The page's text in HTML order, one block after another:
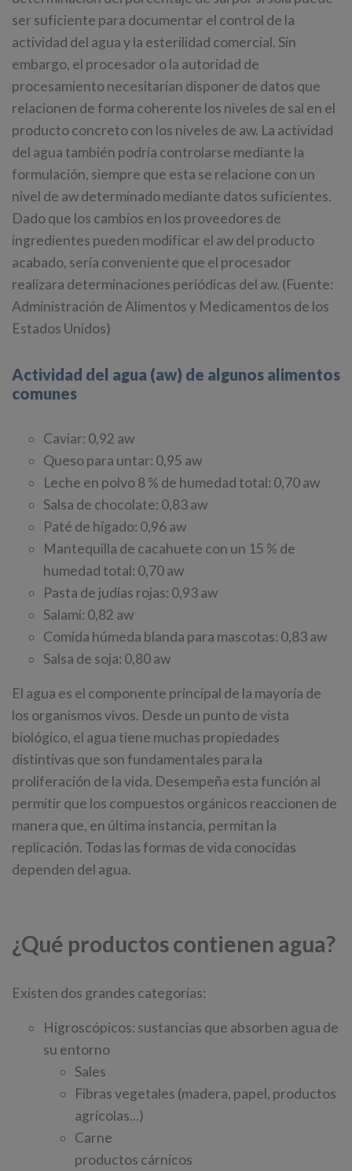
ser suficiente para documentar el control de la
actividad del agua y la esterilidad comercial. Sin
embargo, el procesador o la autoridad de
procesamiento necesitarían disponer de datos que
relacionen de forma coherente los niveles de sal en el
producto concreto con los niveles de aw. La actividad
del agua también podría controlarse mediante la
formulación, siempre que esta se relacione con un
nivel de aw determinado mediante datos suficientes.
Dado que los cambios en los proveedores de
ingredientes pueden modificar el aw del producto
acabado, sería conveniente que el procesador
realizara determinaciones periódicas del aw. (Fuente:
Administración de Alimentos y Medicamentos de los
Estados Unidos)
Actividad del agua (aw) de algunos alimentos
comunes
Caviar: 0,92 aw
Queso para untar: 0,95 aw
Leche en polvo 8 % de humedad total: 0,70 aw
Salsa de chocolate: 0,83 aw
Paté de hígado: 0,96 aw
Mantequilla de cacahuete con un 15 % de
humedad total: 0,70 aw
Pasta de judías rojas: 0,93 aw
Salami: 0,82 aw
Comida húmeda blanda para mascotas: 0,83 aw
Salsa de soja: 0,80 aw
El agua es el componente principal de la mayoría de
los organismos vivos. Desde un punto de vista
biológico, el agua tiene muchas propiedades
distintivas que son fundamentales para la
proliferación de la vida. Desempeña esta función al
permitir que los compuestos orgánicos reaccionen de
manera que, en última instancia, permitan la
replicación. Todas las formas de vida conocidas
dependen del agua.
¿Qué productos contienen agua?
Existen dos grandes categorías:
Higroscópicos: sustancias que absorben agua de
su entorno
Sales
Fibras vegetales (madera, papel, productos
agrícolas...)
Carne
productos cárnicos